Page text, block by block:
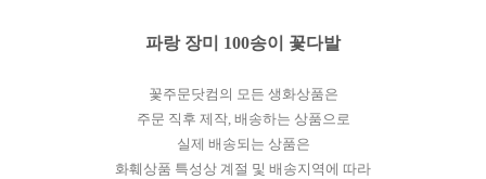
파랑 장미 100송이 꽃다발
꽃주문닷컴의 모든 생화상품은
주문 직후 제작, 배송하는 상품으로
실제 배송되는 상품은
화훼상품 특성상 계절 및 배송지역에 따라